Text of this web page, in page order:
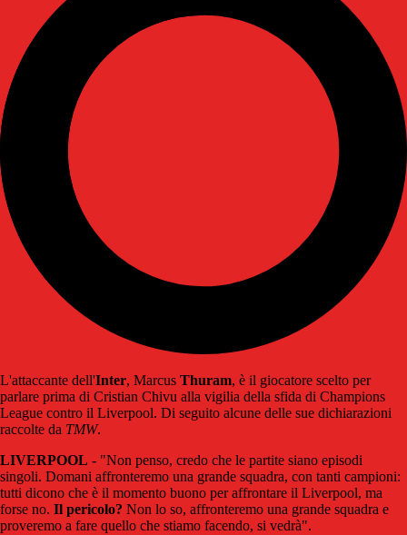
L'attaccante dell'Inter, Marcus Thuram, è il giocatore scelto per
parlare prima di Cristian Chivu alla vigilia della sfida di Champions
League contro il Liverpool. Di seguito alcune delle sue dichiarazioni
raccolte da TMW.
LIVERPOOL - "Non penso, credo che le partite siano episodi
singoli. Domani affronteremo una grande squadra, con tanti campioni:
tutti dicono che è il momento buono per affrontare il Liverpool, ma
forse no. Il pericolo? Non lo so, affronteremo una grande squadra e
proveremo a fare quello che stiamo facendo, si vedrà".